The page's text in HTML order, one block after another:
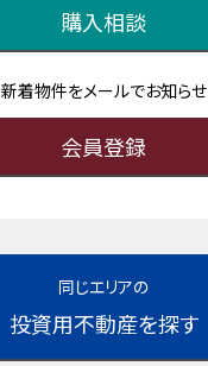
購入相談
新着物件をメールでお知らせ
会員登録
同じエリアの
投資用不動産を探す